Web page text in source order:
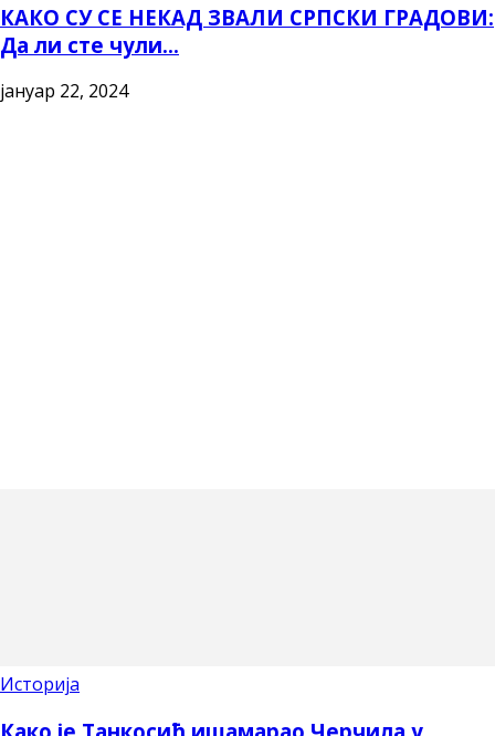
КАКО СУ СЕ НЕКАД ЗВАЛИ СРПСКИ ГРАДОВИ:
Да ли сте чули...
јануар 22, 2024
Историја